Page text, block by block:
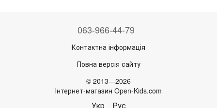
063-966-44-79
Контактна інформація
Повна версія сайту
© 2013—2026
Інтернет-магазин Open-Kids.com
Укр Рус